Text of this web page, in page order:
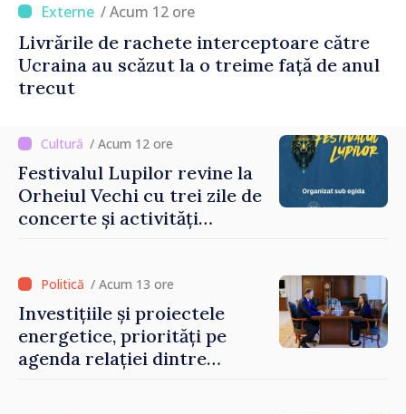
/ Acum 12 ore
Livrările de rachete interceptoare către
Ucraina au scăzut la o treime față de anul
trecut
/ Acum 12 ore
Festivalul Lupilor revine la
Orheiul Vechi cu trei zile de
concerte și activități
/ Acum 13 ore
Investițiile și proiectele
energetice, priorități pe
agenda relației dintre